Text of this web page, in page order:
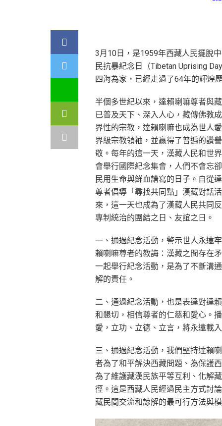
3月10日，是1959年西藏人民擺脫
民抗暴紀念日（Tibetan Uprising
四海為家，已經走過了64年的輝煌
半個多世紀以來，達賴喇嘛尊者與
已普及天下、深入人心，藏傳佛教
界性的宗教，達賴喇嘛也成為世人
界級宗教領袖，並贏得了普遍的讚
敬。每年的這一天，漢藏人民和世
會舉行國際紀念集會，人們不會忘
民用生命與鮮血譜寫的日子。自從
尊者倡導「尋找共同點」漢藏對話
來，這一天也成為了漢藏人民共同
專制統治的團結之日、友誼之日。
一、通過紀念活動，警示世人永遠
賴喇嘛尊者的教誨：漢藏之間存在
一起舉行紀念活動，是為了不斷溝
解的責任。
二、通過紀念活動，也是表達對達
和懇切，相信尊者的仁慈和愛心。
愛，立功、立德、立言，將永遠載
三、通過紀念活動，我們堅持達賴
者為了和平解決西藏問題、為保護
為了維護藏漢民族平等互利、化解
徑。這是西藏人民經過民主方式討
藏民間交流和諒解的最可行方法與